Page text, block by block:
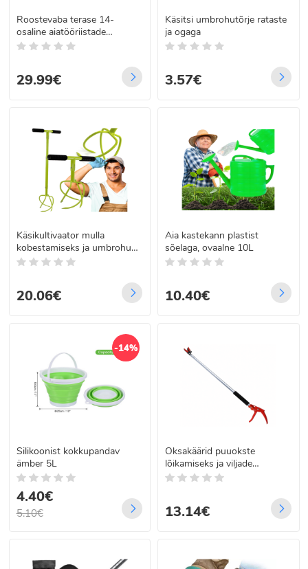
Roostevaba terase 14-
osaline aiatööriistade
komplekt ONEX OX-651
29.99€
Käsitsi umbrohutõrje rataste
ja ogaga
3.57€
Käsikultivaator mulla
kobestamiseks ja umbrohu
eemaldamiseks
20.06€
Aia kastekann plastist
sõelaga, ovaalne 10L
10.40€
-14%
Silikoonist kokkupandav
ämber 5L
4.40€
5.10€
Oksakäärid puuokste
lõikamiseks ja viljade
korjamiseks 100 cm
13.14€